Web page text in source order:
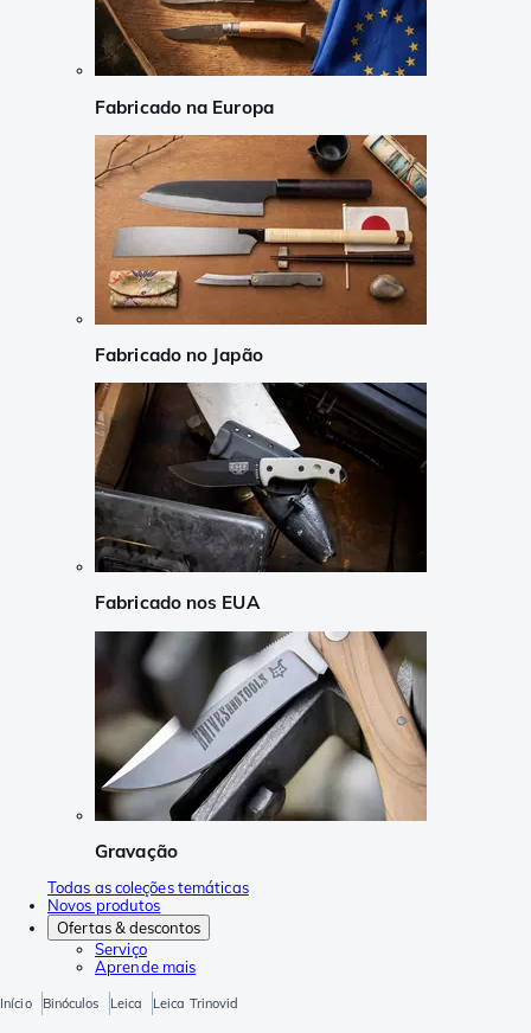
Fabricado na Europa
Fabricado no Japão
Fabricado nos EUA
Gravação
Todas as coleções temáticas
Novos produtos
Ofertas & descontos
Serviço
Aprende mais
Início Binóculos Leica Leica Trinovid